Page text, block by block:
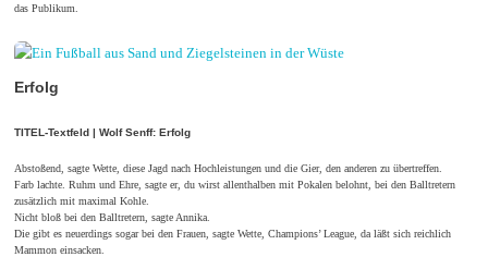
das Publikum.
Erfolg
TITEL-Textfeld | Wolf Senff: Erfolg
Abstoßend, sagte Wette, diese Jagd nach Hochleistungen und die Gier, den anderen zu übertreffen.
Farb lachte. Ruhm und Ehre, sagte er, du wirst allenthalben mit Pokalen belohnt, bei den Balltretern
zusätzlich mit maximal Kohle.
Nicht bloß bei den Balltretern, sagte Annika.
Die gibt es neuerdings sogar bei den Frauen, sagte Wette, Champions’ League, da läßt sich reichlich
Mammon einsacken.